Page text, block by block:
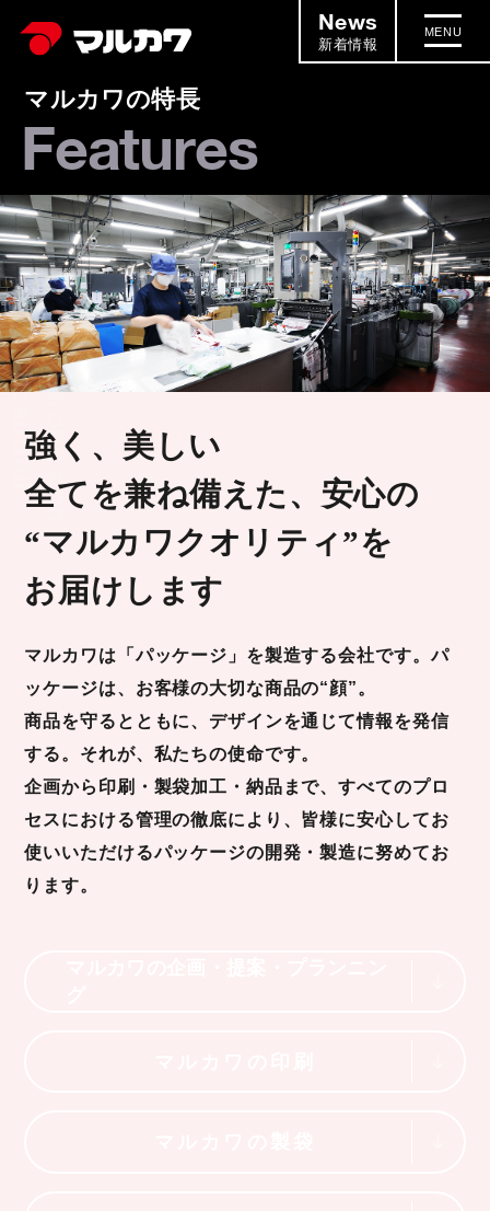
MENU
News
新着情報
マルカワの特長
Features
強く、美しい
全てを兼ね備えた、安心の
“マルカワクオリティ”を
お届けします
Strong and
beautiful
マルカワは「パッケージ」を製造する会社です。パ
ッケージは、お客様の大切な商品の“顔”。
商品を守るとともに、デザインを通じて情報を発信
する。それが、私たちの使命です。
企画から印刷・製袋加工・納品まで、すべてのプロ
セスにおける管理の徹底により、皆様に安心してお
使いいただけるパッケージの開発・製造に努めてお
ります。